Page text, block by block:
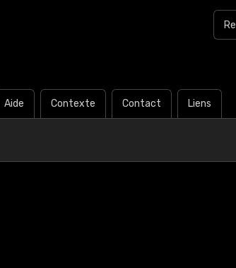
Aide Contexte Contact Liens